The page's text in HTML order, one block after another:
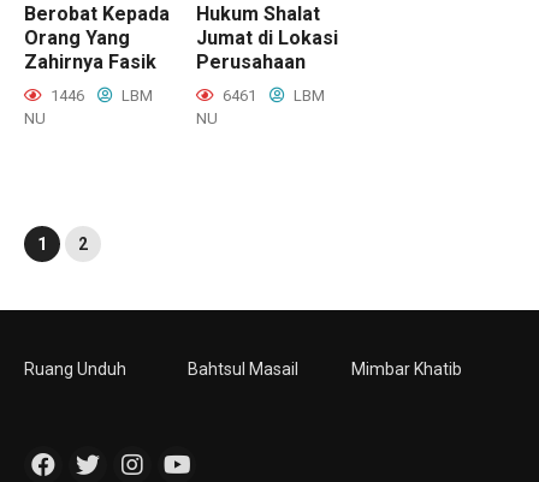
Berobat Kepada
Orang Yang
Zahirnya Fasik
1446
LBM
NU
Hukum Shalat
Jumat di Lokasi
Perusahaan
6461
LBM
NU
1 2
Ruang Unduh Bahtsul Masail Mimbar Khatib